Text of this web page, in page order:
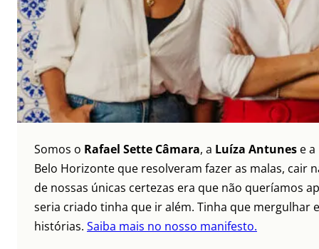
Somos o Rafael Sette Câmara, a Luíza Antunes e a
Belo Horizonte que resolveram fazer as malas, cair
de nossas únicas certezas era que não queríamos
seria criado tinha que ir além. Tinha que mergulhar
histórias. Saiba mais no nosso manifesto.